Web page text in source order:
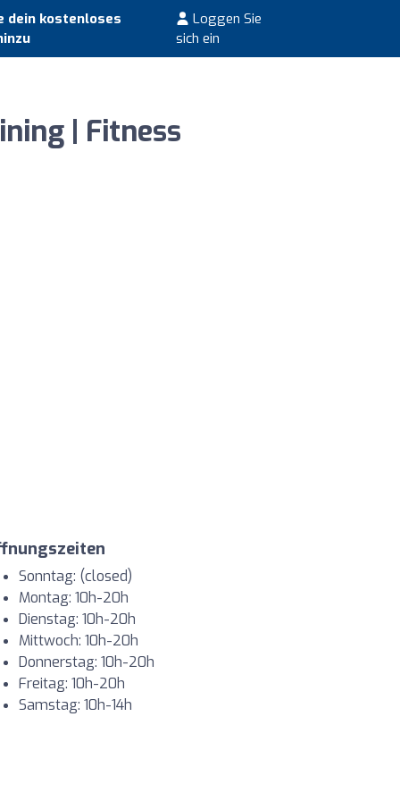
dein kostenloses
Loggen Sie
sich ein
| Fitness
Sonntag: (closed)
Montag: 10h-20h
Dienstag: 10h-20h
Mittwoch: 10h-20h
Donnerstag: 10h-20h
Freitag: 10h-20h
Samstag: 10h-14h